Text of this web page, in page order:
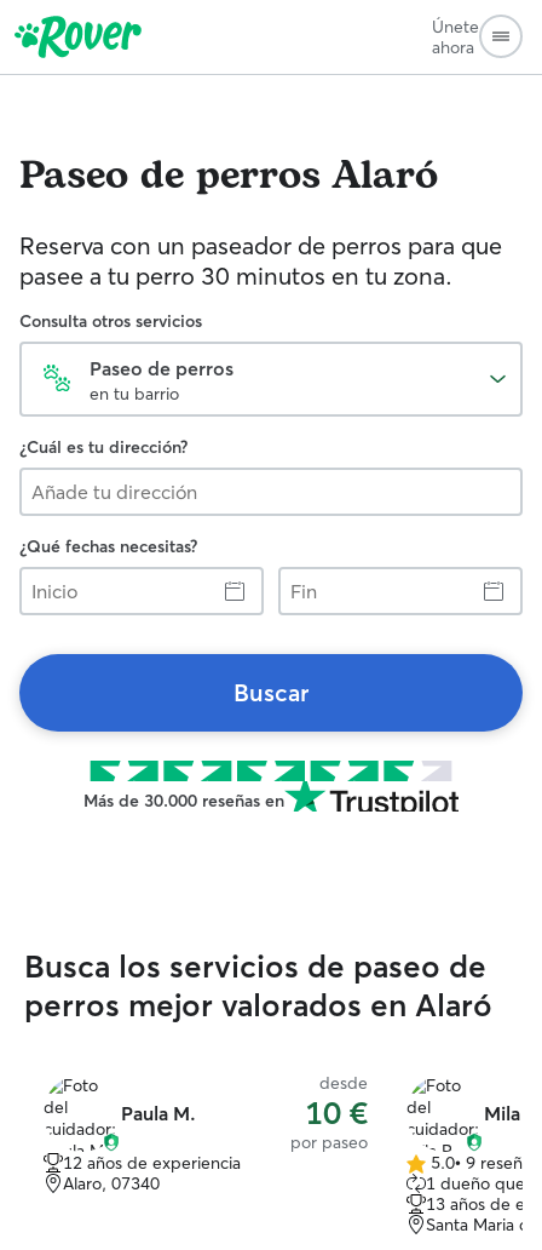
Únete
ahora
Paseo de perrosAlaró
Reserva con un paseador de perros para que
pasee a tu perro 30 minutos en tu zona.
Consulta otros servicios
Paseo de perros
en tu barrio
¿Cuál es tu dirección?
¿Qué fechas necesitas?
Inicio
Fin
Buscar
Más de 30.000 reseñas en
Busca los servicios de paseo de
perros mejor valorados en Alaró
Paula M.
desde
10 €
por paseo
12 años de experiencia
Alaro, 07340
Mila
5.0
de
5
estrellas
5.0• 9 reseñas
1 dueño que
13 años de
Santa Maria